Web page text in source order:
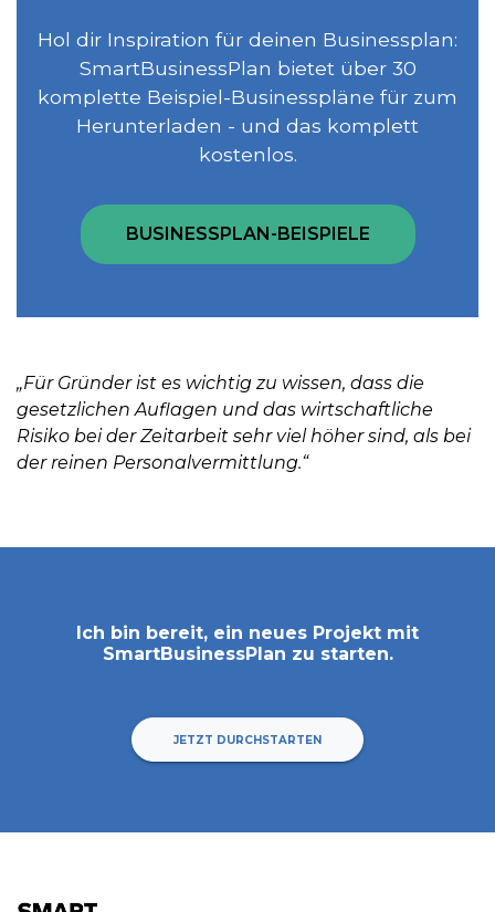
Hol dir Inspiration für deinen Businessplan:
SmartBusinessPlan bietet über 30
komplette Beispiel-Businesspläne für zum
Herunterladen - und das komplett
kostenlos.
BUSINESSPLAN-BEISPIELE
„Für Gründer ist es wichtig zu wissen, dass die
gesetzlichen Auflagen und das wirtschaftliche
Risiko bei der Zeitarbeit sehr viel höher sind, als bei
der reinen Personalvermittlung.“
Ich bin bereit, ein neues Projekt mit
SmartBusinessPlan zu starten.
JETZT DURCHSTARTEN